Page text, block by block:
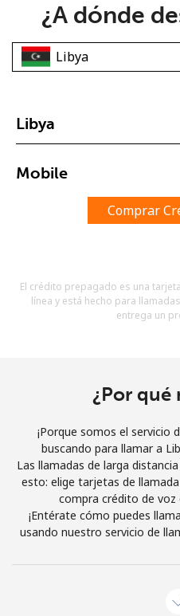
Mínimo 8 caracteres
Un caracter especial
Al abrir una cuenta en este
Términos y
¿A dónde
Libya
Mobile
Comprar
El crédito prepagado es una
línea y está hecho para
entrega un
¿Por qué
¡Porque somos el servicio
buscando para llamar a
Las llamadas de larga
esto: elige tarjetas de
compra crédito de voz
¡Entérate cómo puedes
usando nuestro servicio de